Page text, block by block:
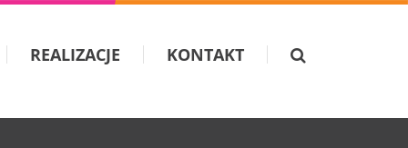
REALIZACJE KONTAKT